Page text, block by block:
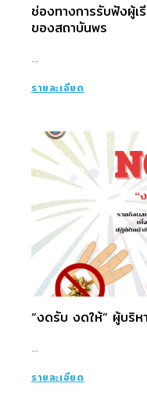
ช่องทางการรับฟังผู้เ
ของสถาบันพร
...
รายละเอียด
“งดรับ งดให้” ผู้บริห
...
รายละเอียด